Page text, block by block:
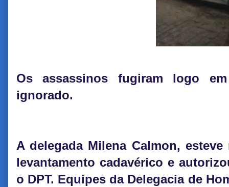
Os assassinos fugiram logo
ignorado.
A delegada Milena Calmon,
levantamento cadavérico e
o DPT. Equipes da Delegacia de